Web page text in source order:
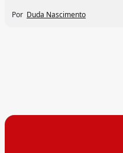
Por Duda Nascimento